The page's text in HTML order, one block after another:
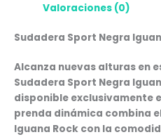
Valoraciones (0)
Sudadera Sport Negra
Alcanza nuevas alturas en
Sudadera Sport Negra
disponible exclusivamente
prenda dinámica combina
Iguana Rock con la